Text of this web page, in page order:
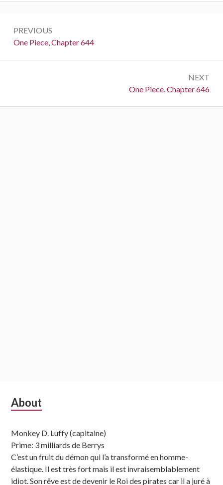
navigation
PREVIOUS
Previous:
One Piece, Chapter 644
NEXT
Next:
One Piece, Chapter 646
Subsidiary
About
Monkey D. Luffy (capitaine)
Prime: 3 milliards de Berrys
C’est un fruit du démon qui l’a transformé en homme-
élastique. Il est très fort mais il est invraisemblablement
idiot. Son rêve est de devenir le Roi des pirates car il a juré à